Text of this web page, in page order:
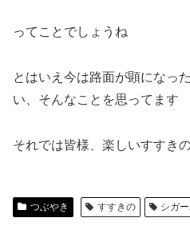
ってことでしょうね
とはいえ今は路面が顕になっ
い、そんなことを思ってます
それでは皆様、楽しいすすき
つぶやき すすきの シガ